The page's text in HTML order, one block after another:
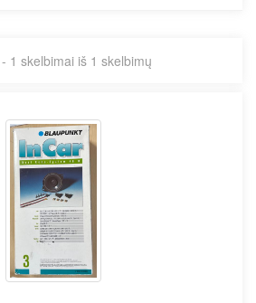
1 skelbimai iš 1 skelbimų